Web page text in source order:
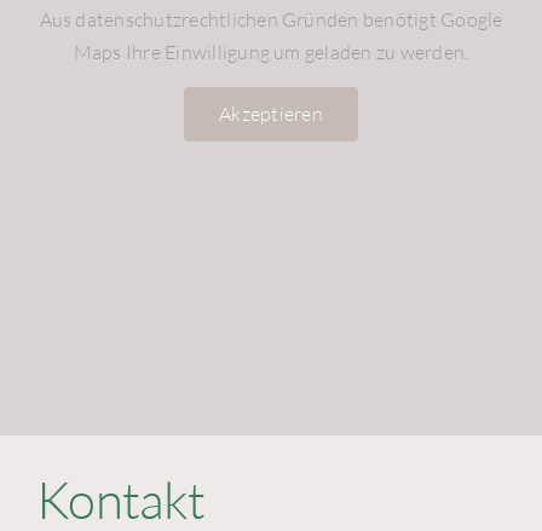
Aus datenschutzrechtlichen Gründen benötigt Google
Maps Ihre Einwilligung um geladen zu werden.
Akzeptieren
Kontakt